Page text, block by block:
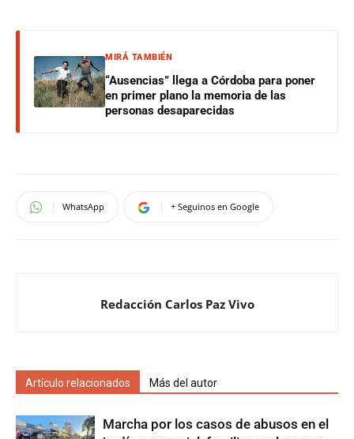
MIRÁ TAMBIÉN
“Ausencias” llega a Córdoba para poner
en primer plano la memoria de las
personas desaparecidas
WhatsApp + Seguinos en Google
Redacción Carlos Paz Vivo
Artículo relacionados Más del autor
Marcha por los casos de abusos en el